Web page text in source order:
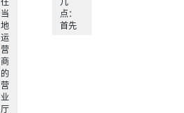
当
地
运
营
商
的
营
业
厅
点：
首先